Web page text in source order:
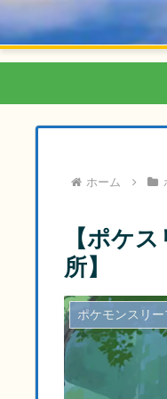
ホーム
【ポケ
所】
ポケモンスリー